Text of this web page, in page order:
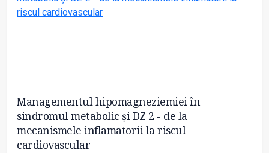
Managementul hipomagneziemiei în
sindromul metabolic și DZ 2 - de la
mecanismele inflamatorii la riscul
cardiovascular